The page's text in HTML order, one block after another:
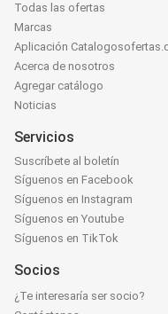
Todas las ofertas
Marcas
Aplicación
Acerca de nosotros
Agregar catálogo
Noticias
Servicios
Suscríbete al boletín
Síguenos en Facebook
Síguenos en Instagram
Síguenos en Youtube
Síguenos en TikTok
Socios
¿Te interesaría ser socio?